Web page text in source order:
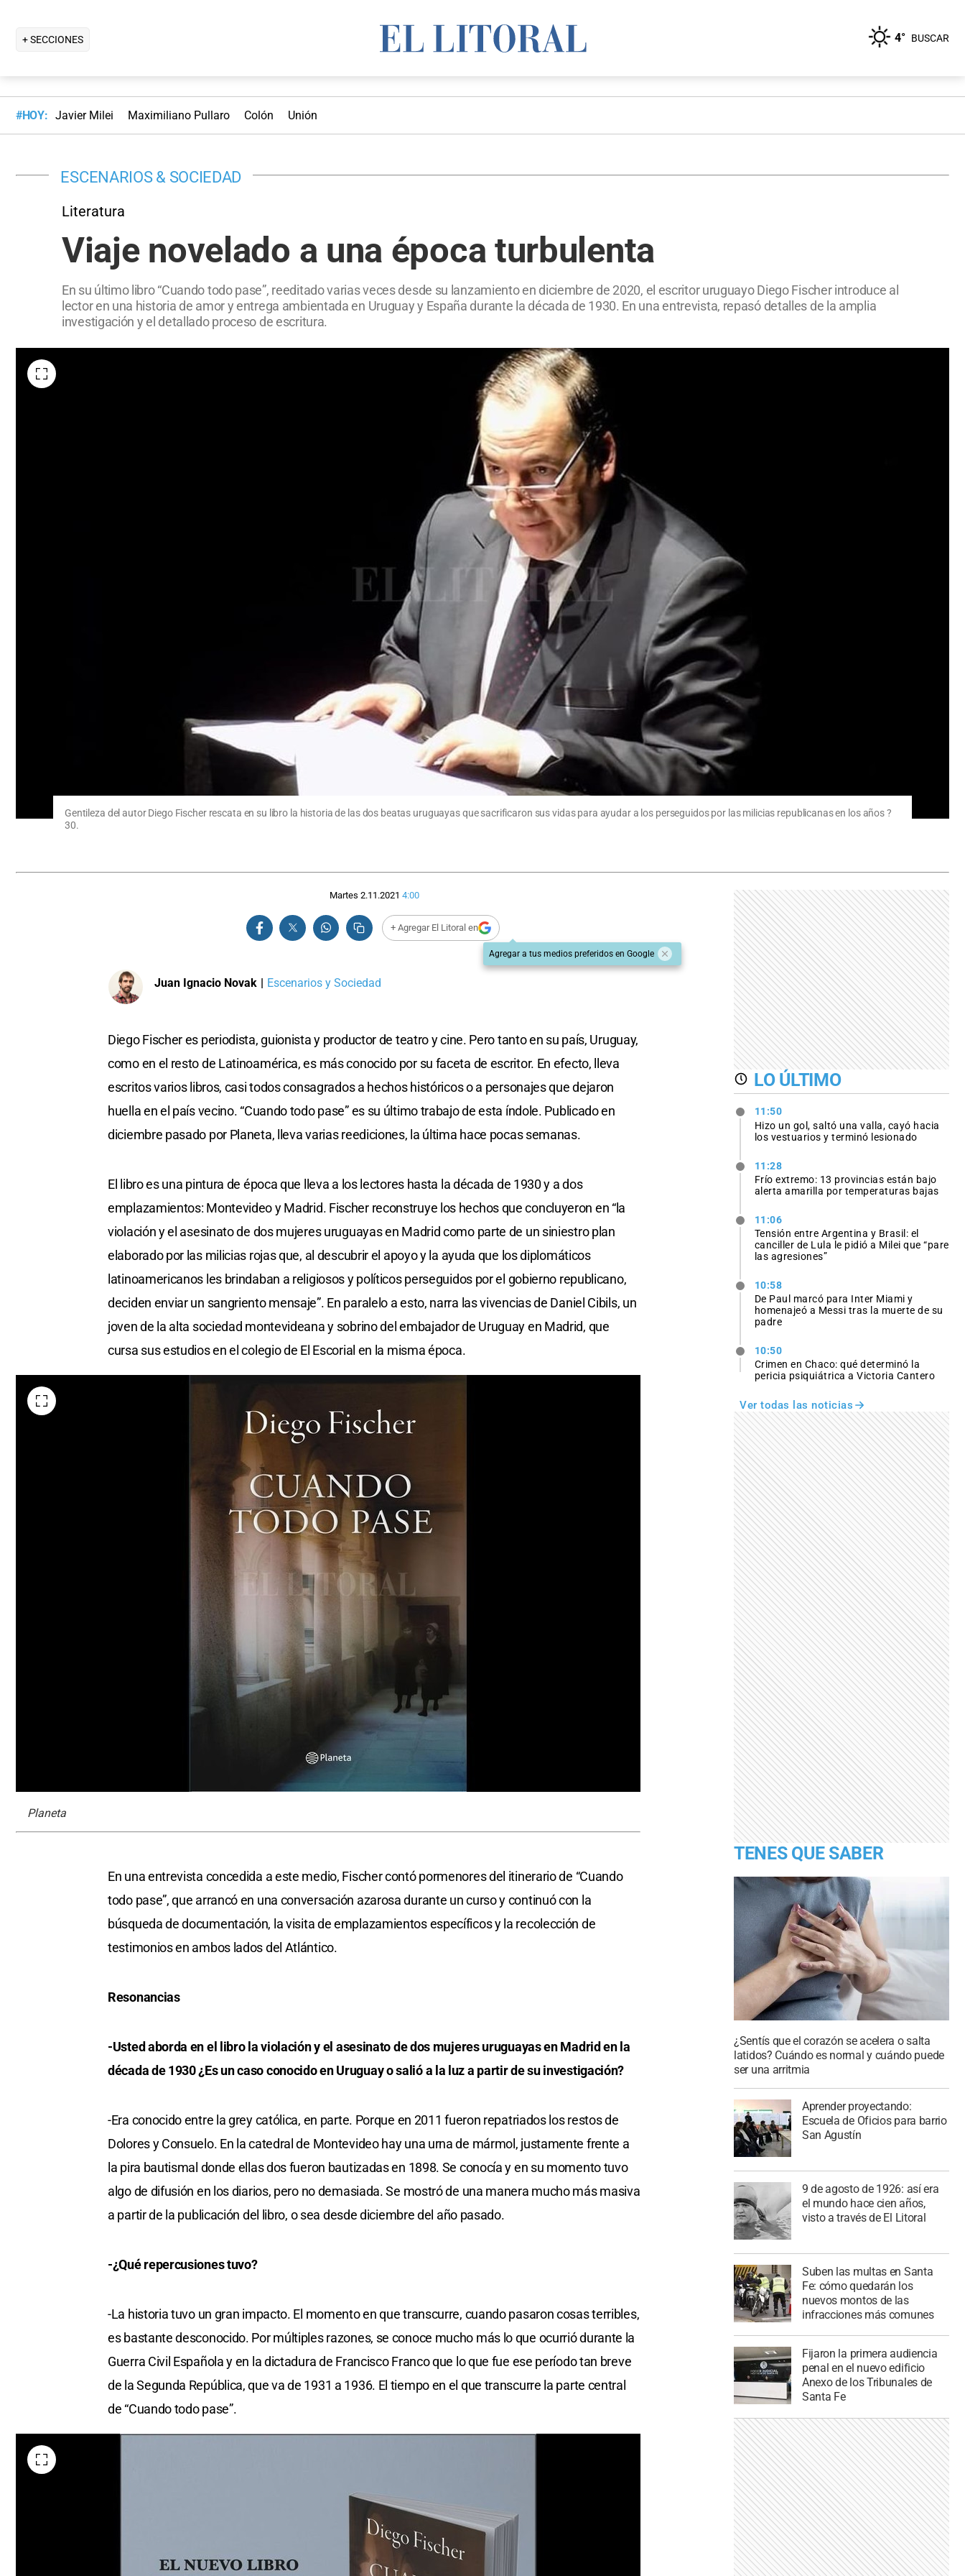
+ SECCIONES 4° BUSCAR
#HOY: Javier Milei Maximiliano Pullaro Colón Unión
ESCENARIOS & SOCIEDAD
Literatura
Viaje novelado a una época turbulenta
En su último libro “Cuando todo pase”, reeditado varias veces desde su lanzamiento en diciembre de 2020, el escritor uruguayo Diego Fischer introduce al
lector en una historia de amor y entrega ambientada en Uruguay y España durante la década de 1930. En una entrevista, repasó detalles de la amplia
investigación y el detallado proceso de escritura.
Gentileza del autor Diego Fischer rescata en su libro la historia de las dos beatas uruguayas que sacrificaron sus vidas para ayudar a los perseguidos por las milicias republicanas en los años ?
30.
Martes 2.11.2021 4:00
+ Agregar El Litoral en
Agregar a tus medios preferidos en Google
Juan Ignacio Novak | Escenarios y Sociedad
Diego Fischer es periodista, guionista y productor de teatro y cine. Pero tanto en su país, Uruguay,
como en el resto de Latinoamérica, es más conocido por su faceta de escritor. En efecto, lleva
escritos varios libros, casi todos consagrados a hechos históricos o a personajes que dejaron
huella en el país vecino. “Cuando todo pase” es su último trabajo de esta índole. Publicado en
diciembre pasado por Planeta, lleva varias reediciones, la última hace pocas semanas.
El libro es una pintura de época que lleva a los lectores hasta la década de 1930 y a dos
emplazamientos: Montevideo y Madrid. Fischer reconstruye los hechos que concluyeron en “la
violación y el asesinato de dos mujeres uruguayas en Madrid como parte de un siniestro plan
elaborado por las milicias rojas que, al descubrir el apoyo y la ayuda que los diplomáticos
latinoamericanos les brindaban a religiosos y políticos perseguidos por el gobierno republicano,
deciden enviar un sangriento mensaje”. En paralelo a esto, narra las vivencias de Daniel Cibils, un
joven de la alta sociedad montevideana y sobrino del embajador de Uruguay en Madrid, que
cursa sus estudios en el colegio de El Escorial en la misma época.
Planeta
En una entrevista concedida a este medio, Fischer contó pormenores del itinerario de “Cuando
todo pase”, que arrancó en una conversación azarosa durante un curso y continuó con la
búsqueda de documentación, la visita de emplazamientos específicos y la recolección de
testimonios en ambos lados del Atlántico.
Resonancias
-Usted aborda en el libro la violación y el asesinato de dos mujeres uruguayas en Madrid en la
década de 1930 ¿Es un caso conocido en Uruguay o salió a la luz a partir de su investigación?
-Era conocido entre la grey católica, en parte. Porque en 2011 fueron repatriados los restos de
Dolores y Consuelo. En la catedral de Montevideo hay una urna de mármol, justamente frente a
la pira bautismal donde ellas dos fueron bautizadas en 1898. Se conocía y en su momento tuvo
algo de difusión en los diarios, pero no demasiada. Se mostró de una manera mucho más masiva
a partir de la publicación del libro, o sea desde diciembre del año pasado.
-¿Qué repercusiones tuvo?
-La historia tuvo un gran impacto. El momento en que transcurre, cuando pasaron cosas terribles,
es bastante desconocido. Por múltiples razones, se conoce mucho más lo que ocurrió durante la
Guerra Civil Española y en la dictadura de Francisco Franco que lo que fue ese período tan breve
de la Segunda República, que va de 1931 a 1936. El tiempo en el que transcurre la parte central
de “Cuando todo pase”.
LO ÚLTIMO
11:50
Hizo un gol, saltó una valla, cayó hacia
los vestuarios y terminó lesionado
11:28
Frío extremo: 13 provincias están bajo
alerta amarilla por temperaturas bajas
11:06
Tensión entre Argentina y Brasil: el
canciller de Lula le pidió a Milei que “pare
las agresiones”
10:58
De Paul marcó para Inter Miami y
homenajeó a Messi tras la muerte de su
padre
10:50
Crimen en Chaco: qué determinó la
pericia psiquiátrica a Victoria Cantero
Ver todas las noticias
TENES QUE SABER
¿Sentís que el corazón se acelera o salta
latidos? Cuándo es normal y cuándo puede
ser una arritmia
Aprender proyectando:
Escuela de Oficios para barrio
San Agustín
9 de agosto de 1926: así era
el mundo hace cien años,
visto a través de El Litoral
Suben las multas en Santa
Fe: cómo quedarán los
nuevos montos de las
infracciones más comunes
Fijaron la primera audiencia
penal en el nuevo edificio
Anexo de los Tribunales de
Santa Fe